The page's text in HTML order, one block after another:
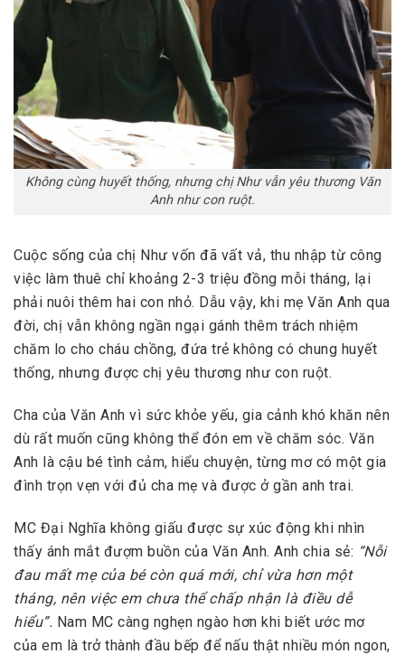
Không cùng huyết thống, nhưng chị Như vẫn yêu thương Văn
Anh như con ruột.
Cuộc sống của chị Như vốn đã vất vả, thu nhập từ công
việc làm thuê chỉ khoảng 2-3 triệu đồng mỗi tháng, lại
phải nuôi thêm hai con nhỏ. Dẫu vậy, khi mẹ Văn Anh qua
đời, chị vẫn không ngần ngại gánh thêm trách nhiệm
chăm lo cho cháu chồng, đứa trẻ không có chung huyết
thống, nhưng được chị yêu thương như con ruột.
Cha của Văn Anh vì sức khỏe yếu, gia cảnh khó khăn nên
dù rất muốn cũng không thể đón em về chăm sóc. Văn
Anh là cậu bé tình cảm, hiểu chuyện, từng mơ có một gia
đình trọn vẹn với đủ cha mẹ và được ở gần anh trai.
MC Đại Nghĩa không giấu được sự xúc động khi nhìn
thấy ánh mắt đượm buồn của Văn Anh. Anh chia sẻ: “Nỗi
đau mất mẹ của bé còn quá mới, chỉ vừa hơn một
tháng, nên việc em chưa thể chấp nhận là điều dễ
hiểu”. Nam MC càng nghẹn ngào hơn khi biết ước mơ
của em là trở thành đầu bếp để nấu thật nhiều món ngon,